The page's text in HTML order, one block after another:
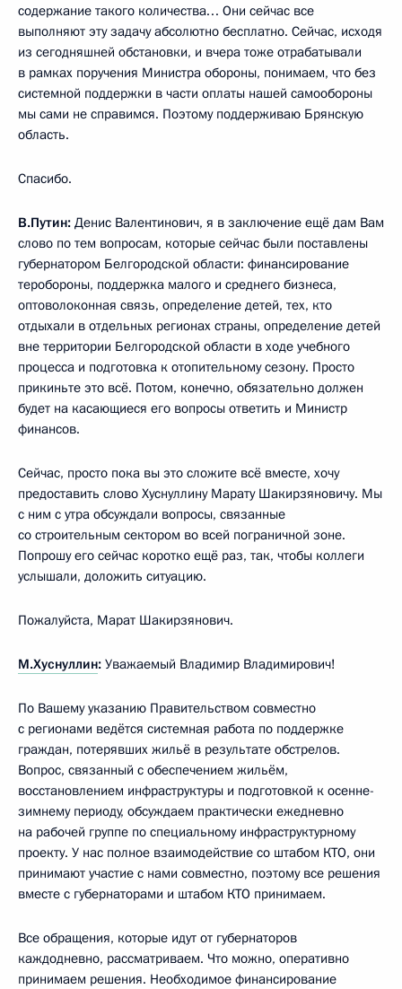
содержание такого количества… Они сейчас все
выполняют эту задачу абсолютно бесплатно. Сейчас, исходя
из сегодняшней обстановки, и вчера тоже отрабатывали
в рамках поручения Министра обороны, понимаем, что без
системной поддержки в части оплаты нашей самообороны
мы сами не справимся. Поэтому поддерживаю Брянскую
область.
Спасибо.
В.Путин: Денис Валентинович, я в заключение ещё дам Вам
слово по тем вопросам, которые сейчас были поставлены
губернатором Белгородской области: финансирование
теробороны, поддержка малого и среднего бизнеса,
оптоволоконная связь, определение детей, тех, кто
отдыхали в отдельных регионах страны, определение детей
вне территории Белгородской области в ходе учебного
процесса и подготовка к отопительному сезону. Просто
прикиньте это всё. Потом, конечно, обязательно должен
будет на касающиеся его вопросы ответить и Министр
финансов.
Сейчас, просто пока вы это сложите всё вместе, хочу
предоставить слово Хуснуллину Марату Шакирзяновичу. Мы
с ним с утра обсуждали вопросы, связанные
со строительным сектором во всей пограничной зоне.
Попрошу его сейчас коротко ещё раз, так, чтобы коллеги
услышали, доложить ситуацию.
Пожалуйста, Марат Шакирзянович.
М.Хуснуллин: Уважаемый Владимир Владимирович!
По Вашему указанию Правительством совместно
с регионами ведётся системная работа по поддержке
граждан, потерявших жильё в результате обстрелов.
Вопрос, связанный с обеспечением жильём,
восстановлением инфраструктуры и подготовкой к осенне-
зимнему периоду, обсуждаем практически ежедневно
на рабочей группе по специальному инфраструктурному
проекту. У нас полное взаимодействие со штабом КТО, они
принимают участие с нами совместно, поэтому все решения
вместе с губернаторами и штабом КТО принимаем.
Все обращения, которые идут от губернаторов
каждодневно, рассматриваем. Что можно, оперативно
принимаем решения. Необходимое финансирование